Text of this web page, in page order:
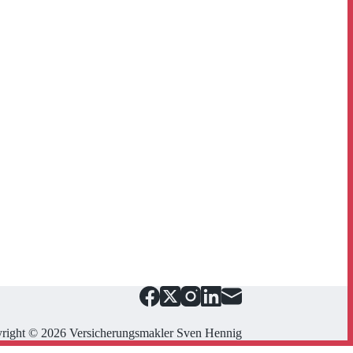
© 2026 Versicherungsmakler Sven Hennig